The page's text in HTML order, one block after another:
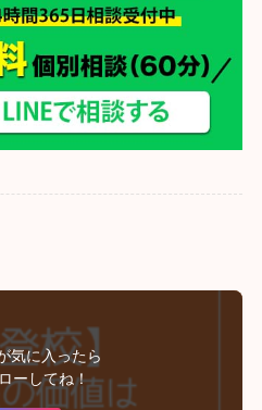
気に入ったら
ーしてね！